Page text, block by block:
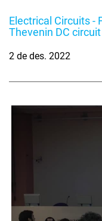
Electrical Circuits -
Thevenin DC circuit
2 de des. 2022